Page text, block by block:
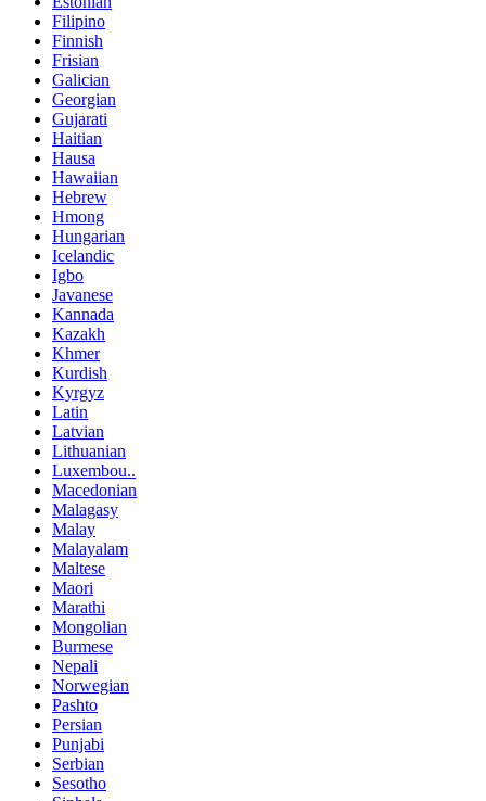
Filipino
Finnish
Frisian
Galician
Georgian
Gujarati
Haitian
Hausa
Hawaiian
Hebrew
Hmong
Hungarian
Icelandic
Igbo
Javanese
Kannada
Kazakh
Khmer
Kurdish
Kyrgyz
Latin
Latvian
Lithuanian
Luxembou..
Macedonian
Malagasy
Malay
Malayalam
Maltese
Maori
Marathi
Mongolian
Burmese
Nepali
Norwegian
Pashto
Persian
Punjabi
Serbian
Sesotho